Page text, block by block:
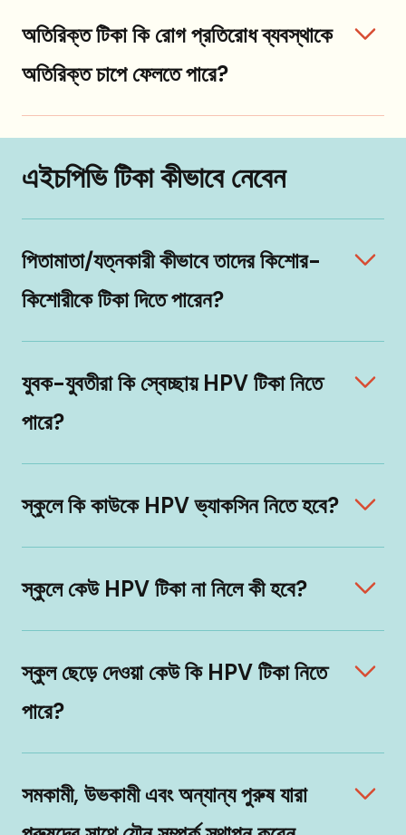
অতিরিক্ত টিকা কি রোগ প্রতিরোধ ব্যবস্থাকে
অতিরিক্ত চাপে ফেলতে পারে?
এইচপিভি টিকা কীভাবে নেবেন
পিতামাতা/যত্নকারী কীভাবে তাদের কিশোর-
কিশোরীকে টিকা দিতে পারেন?
যুবক-যুবতীরা কি স্বেচ্ছায় HPV টিকা নিতে
পারে?
স্কুলে কি কাউকে HPV ভ্যাকসিন নিতে হবে?
স্কুলে কেউ HPV টিকা না নিলে কী হবে?
স্কুল ছেড়ে দেওয়া কেউ কি HPV টিকা নিতে
পারে?
সমকামী, উভকামী এবং অন্যান্য পুরুষ যারা